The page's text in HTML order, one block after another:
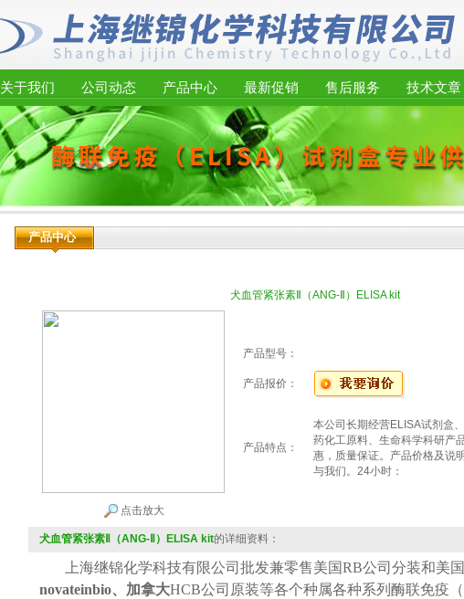
关于我们 公司动态 产品中心 最新促销 售后服务 技术文章
产品中心
犬血管紧张素Ⅱ（ANG-Ⅱ）ELISA kit
点击放大
产品型号：
产品报价：
产品特点：
本公司长期经营ELISA试剂盒
药化工原料、生命科学科研产
惠，质量保证。产品价格及说
与我们。24小时：
犬血管紧张素Ⅱ（ANG-Ⅱ）ELISA kit的详细资料：
上海继锦化学科技有限公司批发兼零售美国RB公司 分装和美国
novateinbio、加拿大HCB公司原装等各个种属各种系列酶联免疫（